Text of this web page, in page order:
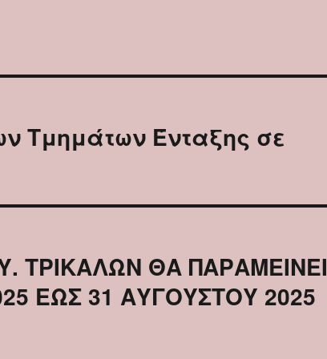
Τμημάτων Ένταξης σε
ΤΡΙΚΑΛΩΝ ΘΑ ΠΑΡΑΜΕΙΝΕΙ
ΕΩΣ 31 ΑΥΓΟΥΣΤΟΥ 2025